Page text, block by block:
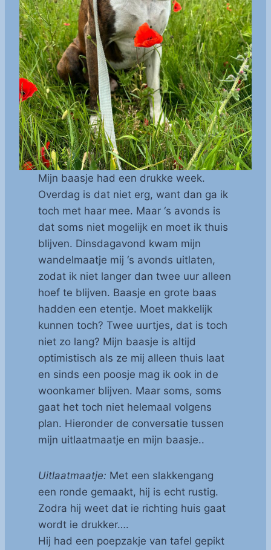
Mijn baasje had een drukke week.
Overdag is dat niet erg, want dan ga ik
toch met haar mee. Maar ‘s avonds is
dat soms niet mogelijk en moet ik thuis
blijven. Dinsdagavond kwam mijn
wandelmaatje mij ‘s avonds uitlaten,
zodat ik niet langer dan twee uur alleen
hoef te blijven. Baasje en grote baas
hadden een etentje. Moet makkelijk
kunnen toch? Twee uurtjes, dat is toch
niet zo lang? Mijn baasje is altijd
optimistisch als ze mij alleen thuis laat
en sinds een poosje mag ik ook in de
woonkamer blijven. Maar soms, soms
gaat het toch niet helemaal volgens
plan. Hieronder de conversatie tussen
mijn uitlaatmaatje en mijn baasje..
Uitlaatmaatje: Met een slakkengang
een ronde gemaakt, hij is echt rustig.
Zodra hij weet dat ie richting huis gaat
wordt ie drukker….
Hij had een poepzakje van tafel gepikt